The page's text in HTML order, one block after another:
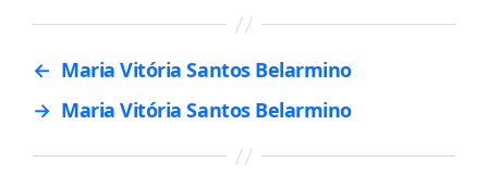
← Maria Vitória Santos Belarmino
→ Maria Vitória Santos Belarmino